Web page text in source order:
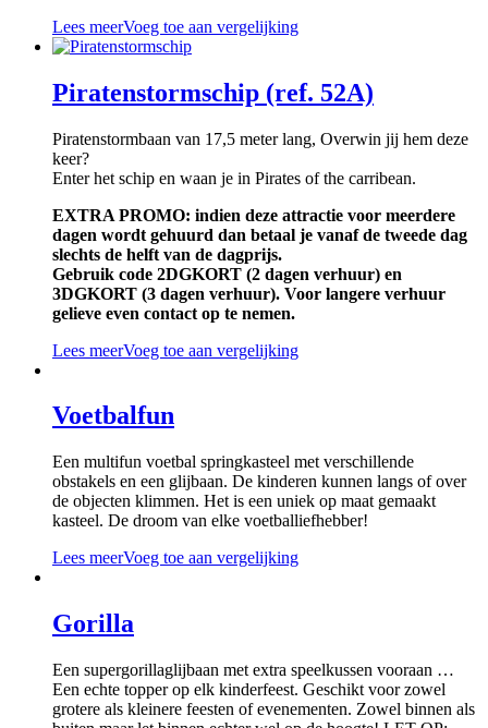
Lees meerVoeg toe aan vergelijking
Piratenstormschip (ref. 52A)
Piratenstormbaan van 17,5 meter lang, Overwin jij hem deze
keer?
Enter het schip en waan je in Pirates of the carribean.
EXTRA PROMO: indien deze attractie voor meerdere
dagen wordt gehuurd dan betaal je vanaf de tweede dag
slechts de helft van de dagprijs.
Gebruik code 2DGKORT (2 dagen verhuur) en
3DGKORT (3 dagen verhuur). Voor langere verhuur
gelieve even contact op te nemen.
Lees meerVoeg toe aan vergelijking
Voetbalfun
Een multifun voetbal springkasteel met verschillende
obstakels en een glijbaan. De kinderen kunnen langs of over
de objecten klimmen. Het is een uniek op maat gemaakt
kasteel. De droom van elke voetballiefhebber!
Lees meerVoeg toe aan vergelijking
Gorilla
Een supergorillaglijbaan met extra speelkussen vooraan …
Een echte topper op elk kinderfeest. Geschikt voor zowel
grotere als kleinere feesten of evenementen. Zowel binnen als